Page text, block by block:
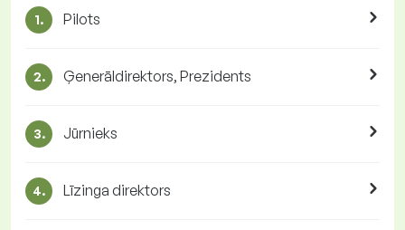
1. Pilots
2. Ģenerāldirektors, Prezidents
3. Jūrnieks
4. Līzinga direktors